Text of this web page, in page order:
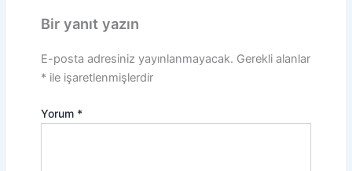
Bir yanıt yazın
E-posta adresiniz yayınlanmayacak. Gerekli alanlar
*ile işaretlenmişlerdir
Yorum *